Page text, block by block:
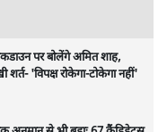
क्यों नहीं देना चाहता
देश में मशहूर है? आखिर